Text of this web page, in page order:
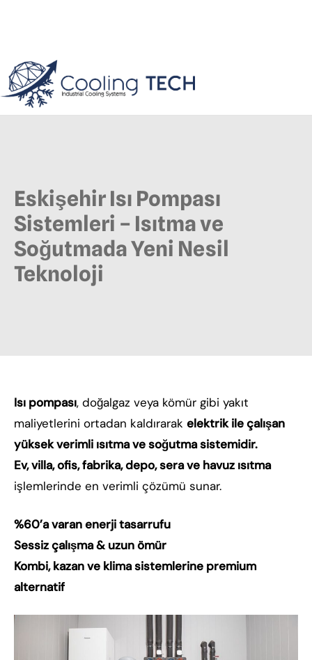
Eskişehir Isı Pompası
Sistemleri – Isıtma ve
Soğutmada Yeni Nesil
Teknoloji
Isı pompası, doğalgaz veya kömür gibi yakıt
maliyetlerini ortadan kaldırarak elektrik ile çalışan
yüksek verimli ısıtma ve soğutma sistemidir.
Ev, villa, ofis, fabrika, depo, sera ve havuz ısıtma
işlemlerinde en verimli çözümü sunar.
%60’a varan enerji tasarrufu
Sessiz çalışma & uzun ömür
Kombi, kazan ve klima sistemlerine premium
alternatif